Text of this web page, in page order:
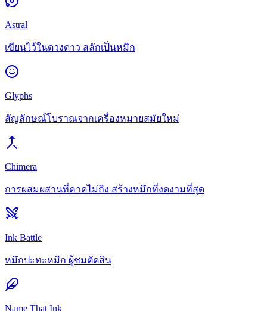
Astral
เขียนไว้ในดวงดาว สลักเป็นหมึก
Glyphs
สัญลักษณ์โบราณจากเครื่องหมายสมัยใหม่
Chimera
การผสมผสานที่คาดไม่ถึง สร้างหมึกที่งดงามที่สุด
Ink Battle
หมึกปะทะหมึก ผู้ชมตัดสิน
Name That Ink